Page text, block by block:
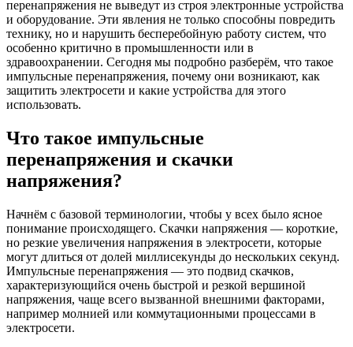
перенапряжения не выведут из строя электронные устройства
и оборудование. Эти явления не только способны повредить
технику, но и нарушить бесперебойную работу систем, что
особенно критично в промышленности или в
здравоохранении. Сегодня мы подробно разберём, что такое
импульсные перенапряжения, почему они возникают, как
защитить электросети и какие устройства для этого
использовать.
Что такое импульсные
перенапряжения и скачки
напряжения?
Начнём с базовой терминологии, чтобы у всех было ясное
понимание происходящего. Скачки напряжения — короткие,
но резкие увеличения напряжения в электросети, которые
могут длиться от долей миллисекунды до нескольких секунд.
Импульсные перенапряжения — это подвид скачков,
характеризующийся очень быстрой и резкой вершиной
напряжения, чаще всего вызванной внешними факторами,
например молнией или коммутационными процессами в
электросети.